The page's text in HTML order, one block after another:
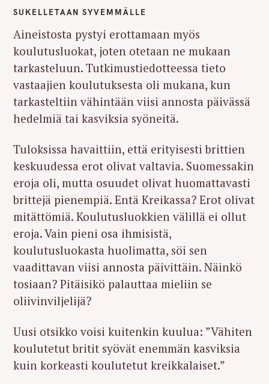
SUKELLETAAN SYVEMMÄLLE
Aineistosta pystyi erottamaan myös
koulutusluokat, joten otetaan ne mukaan
tarkasteluun. Tutkimustiedotteessa tieto
vastaajien koulutuksesta oli mukana, kun
tarkasteltiin vähintään viisi annosta päivässä
hedelmiä tai kasviksia syöneitä.
Tuloksissa havaittiin, että erityisesti brittien
keskuudessa erot olivat valtavia. Suomessakin
eroja oli, mutta osuudet olivat huomattavasti
brittejä pienempiä. Entä Kreikassa? Erot olivat
mitättömiä. Koulutusluokkien välillä ei ollut
eroja. Vain pieni osa ihmisistä,
koulutusluokasta huolimatta, söi sen
vaadittavan viisi annosta päivittäin. Näinkö
tosiaan? Pitäisikö palauttaa mieliin se
oliivinviljelijä?
Uusi otsikko voisi kuitenkin kuulua: ”Vähiten
koulutetut britit syövät enemmän kasviksia
kuin korkeasti koulutetut kreikkalaiset.”